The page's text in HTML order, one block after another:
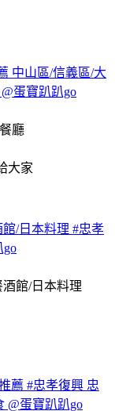
中山區/信義區/大
蛋寶趴趴go
大家
/日本料理 #忠孝
go
薦 #忠孝復興 忠
@蛋寶趴趴go